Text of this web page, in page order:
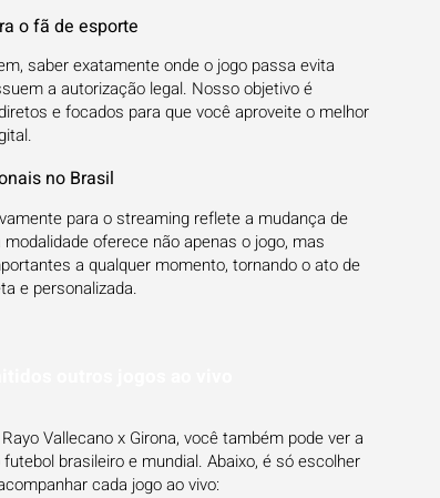
o fã de esporte
saber exatamente onde o jogo passa evita
a autorização legal. Nosso objetivo é
e focados para que você aproveite o melhor
no Brasil
para o streaming reflete a mudança de
oferece não apenas o jogo, mas
a qualquer momento, tornando o ato de
e personalizada.
Vallecano x Girona, você também pode ver a
brasileiro e mundial. Abaixo, é só escolher
cada jogo ao vivo: